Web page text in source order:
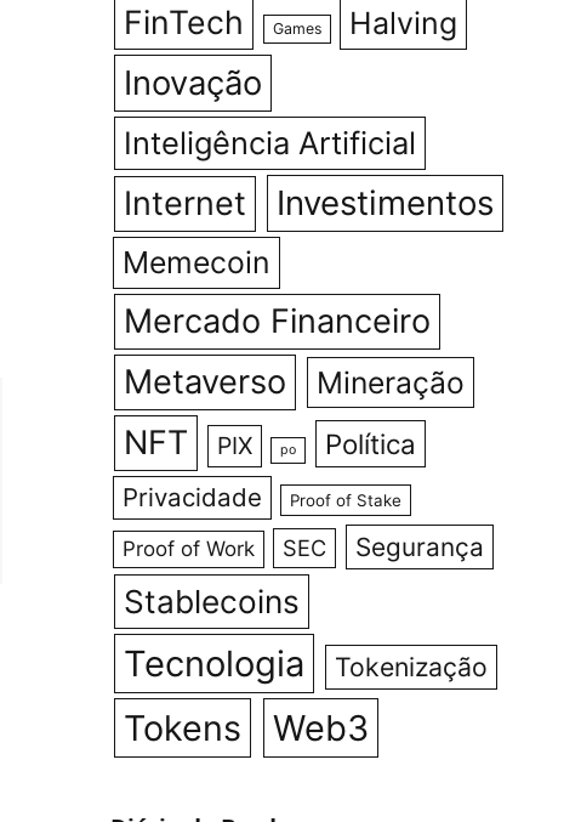
FinTech Games Halving
Inovação
Inteligência Artificial
Internet Investimentos
Memecoin
Mercado Financeiro
Metaverso
Mineração
NFT PIX po Política
Privacidade Proof of Stake
Proof of Work SEC Segurança
Stablecoins
Tecnologia Tokenização
Tokens Web3